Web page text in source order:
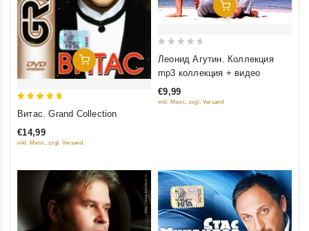
Добавить В Корзину
Витас. Grand Collection
€14,99
inkl. Mwst., zzgl. Versand
Добавить В Корзину
5
Леонид Агутин. Коллекция
mp3 коллекция + видео
€9,99
inkl. Mwst., zzgl. Versand